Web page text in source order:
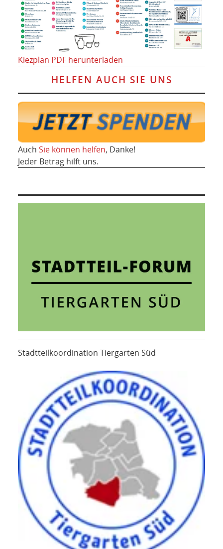
Kiezplan PDF herunterladen
HELFEN AUCH SIE UNS
Auch Sie können helfen, Danke!
Jeder Betrag hilft uns.
Stadtteilkoordination Tiergarten Süd